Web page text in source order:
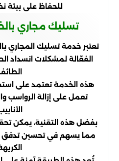
للحفاظ على بيئة
تسليك مجاري
تعتبر خدمة تسليك المجاري
الفعّالة لمشكلات انسداد
هذه الخدمة تعتمد على
تعمل على إزالة الرواسب
بفضل هذه التقنية، يمكن
مما يسهم في تحسين تدفق